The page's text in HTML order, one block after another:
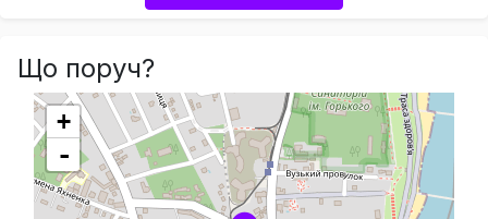
Що поруч?
+
-